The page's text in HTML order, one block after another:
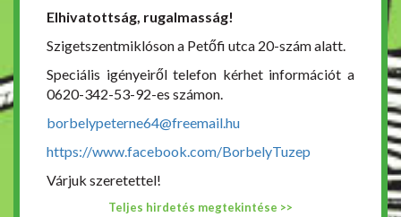
Elhivatottság, rugalmasság!
Szigetszentmiklóson a Petőfi utca 20-szám alatt.
Speciális igényeiről telefon kérhet információt a
0620-342-53-92-es számon.
borbelypeterne64@freemail.hu
https://www.facebook.com/BorbelyTuzep
Várjuk szeretettel!
Teljes hirdetés megtekintése >>